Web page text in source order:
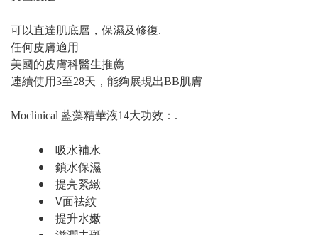
可以直達肌底層，保濕及修復.
任何皮膚適用
美國的皮膚科醫生推薦
連續使用3至28天，能夠展現出BB肌膚
Moclinical 藍藻精華液14大功效：.
吸水補水
鎖水保濕
提亮緊緻
V面祛紋
提升水嫩